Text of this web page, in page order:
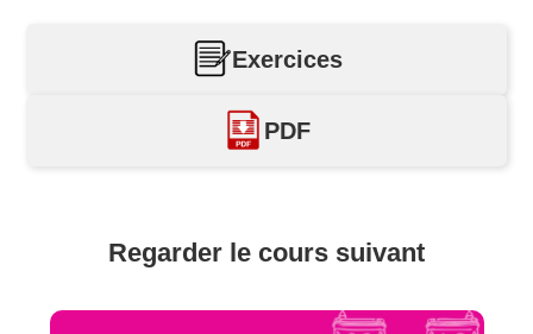
Exercices
PDF
Regarder le cours suivant